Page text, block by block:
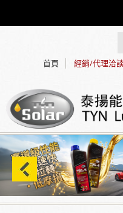
首頁 經銷/代理洽談